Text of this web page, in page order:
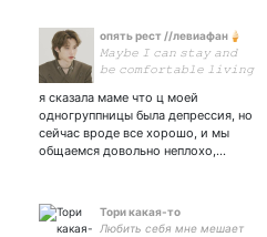
опять рест //левиафан🍦
𝙼𝚊𝚢𝚋𝚎 𝙸 𝚌𝚊𝚗 𝚜𝚝𝚊𝚢 𝚊𝚗𝚍
𝚋𝚎 𝚌𝚘𝚖𝚏𝚘𝚛𝚝𝚊𝚋𝚕𝚎 𝚕𝚒𝚟𝚒𝚗𝚐
𝚠𝚊𝚗𝚗𝚊 𝚋𝚎 𝚊𝚕𝚘𝚗𝚎
я сказала маме что ц моей
одногруппницы была депрессия, но
сейчас вроде все хорошо, и мы
общаемся довольно неплохо,…
Тори какая-то
Любить себя мне мешает